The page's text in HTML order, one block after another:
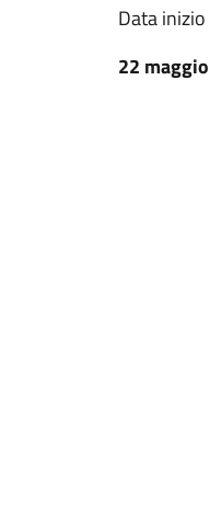
Data inizio
22